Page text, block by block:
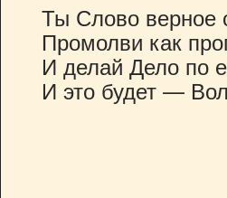
Ты Слово верное
Промолви как
И делай Дело по
И это будет —